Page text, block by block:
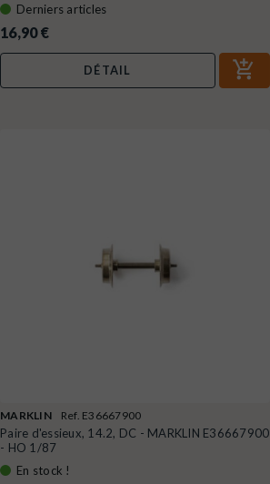
Derniers articles
16,90 €
DÉTAIL
MARKLIN Ref. E36667900
Paire d'essieux, 14.2, DC - MARKLIN E36667900
- HO 1/87
En stock !